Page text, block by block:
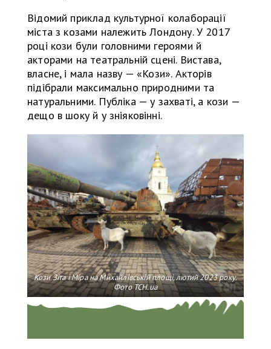
Відомий приклад культурної колаборації
міста з козами належить Лондону. У 2017
році кози були головними героями й
акторами на театральній сцені. Вистава,
власне, і мала назву — «Кози». Акторів
підібрали максимально природними та
натуральними. Публіка — у захваті, а кози —
дещо в шоку й у зніяковінні.
Кози Зіта і Міра на Михайлівській площі, лютий 2023 року.
Фото ТСН.ua